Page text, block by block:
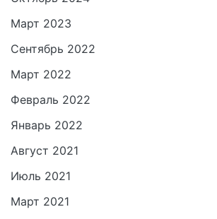
Март 2023
Сентябрь 2022
Март 2022
Февраль 2022
Январь 2022
Август 2021
Июль 2021
Март 2021